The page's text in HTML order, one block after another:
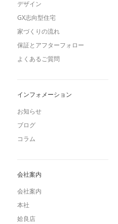
デザイン
GX志向型住宅
家づくりの流れ
保証とアフターフォロー
よくあるご質問
インフォメーション
お知らせ
ブログ
コラム
会社案内
会社案内
本社
姶良店